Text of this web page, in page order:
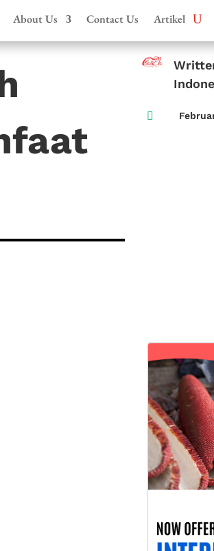
About Us Contact Us Artikel
